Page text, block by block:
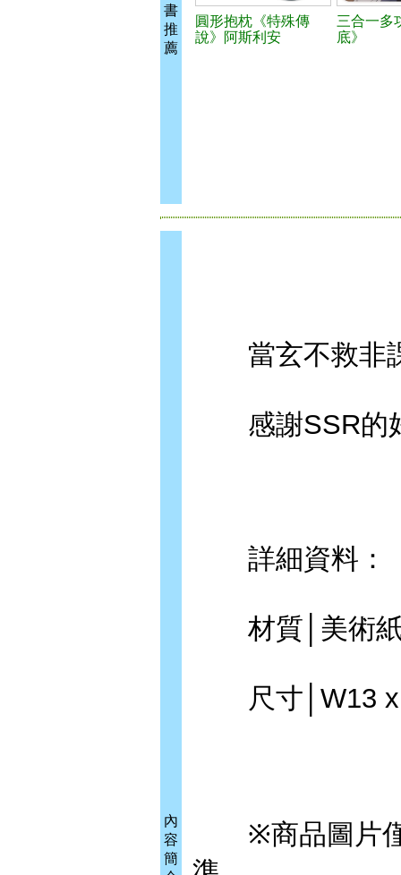
書
推
薦
圓形抱枕《特殊傳
說》阿斯利安
三合一多
底》
內
容
簡
當玄不救非課
感謝SSR的好
詳細資料：
材質│美術紙
尺寸│W13 x
※商品圖片僅